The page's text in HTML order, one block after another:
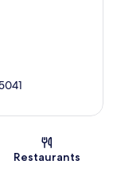
Restaurants